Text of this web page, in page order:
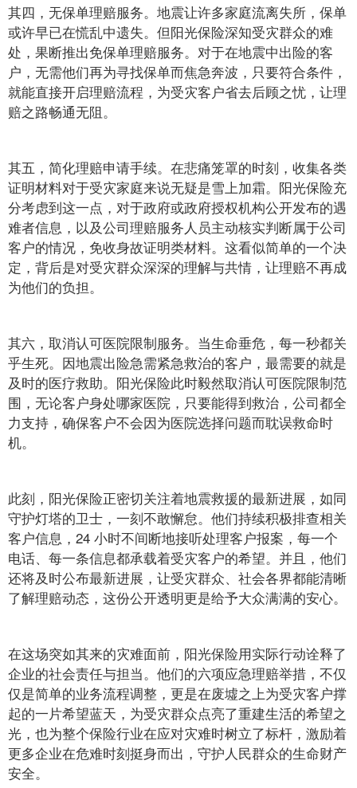
其四，无保单理赔服务。地震让许多家庭流离失所，保单
或许早已在慌乱中遗失。但阳光保险深知受灾群众的难
处，果断推出免保单理赔服务。对于在地震中出险的客
户，无需他们再为寻找保单而焦急奔波，只要符合条件，
就能直接开启理赔流程，为受灾客户省去后顾之忧，让理
赔之路畅通无阻。
其五，简化理赔申请手续。在悲痛笼罩的时刻，收集各类
证明材料对于受灾家庭来说无疑是雪上加霜。阳光保险充
分考虑到这一点，对于政府或政府授权机构公开发布的遇
难者信息，以及公司理赔服务人员主动核实判断属于公司
客户的情况，免收身故证明类材料。这看似简单的一个决
定，背后是对受灾群众深深的理解与共情，让理赔不再成
为他们的负担。
其六，取消认可医院限制服务。当生命垂危，每一秒都关
乎生死。因地震出险急需紧急救治的客户，最需要的就是
及时的医疗救助。阳光保险此时毅然取消认可医院限制范
围，无论客户身处哪家医院，只要能得到救治，公司都全
力支持，确保客户不会因为医院选择问题而耽误救命时
机。
此刻，阳光保险正密切关注着地震救援的最新进展，如同
守护灯塔的卫士，一刻不敢懈怠。他们持续积极排查相关
客户信息，24 小时不间断地接听处理客户报案，每一个
电话、每一条信息都承载着受灾客户的希望。并且，他们
还将及时公布最新进展，让受灾群众、社会各界都能清晰
了解理赔动态，这份公开透明更是给予大众满满的安心。
在这场突如其来的灾难面前，阳光保险用实际行动诠释了
企业的社会责任与担当。他们的六项应急理赔举措，不仅
仅是简单的业务流程调整，更是在废墟之上为受灾客户撑
起的一片希望蓝天，为受灾群众点亮了重建生活的希望之
光，也为整个保险行业在应对灾难时树立了标杆，激励着
更多企业在危难时刻挺身而出，守护人民群众的生命财产
安全。